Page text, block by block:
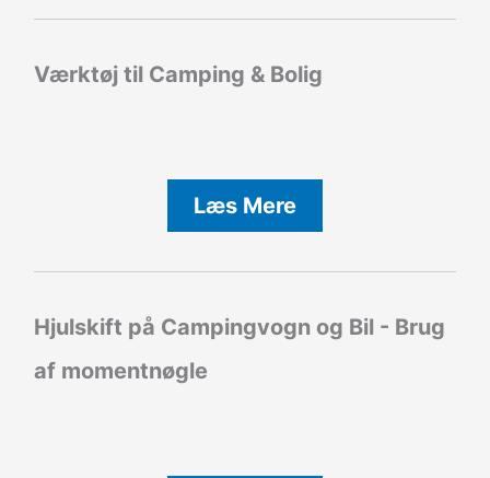
Værktøj til Camping & Bolig
Læs Mere
Hjulskift på Campingvogn og Bil - Brug
af momentnøgle